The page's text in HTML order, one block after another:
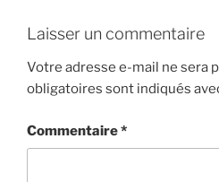
Laisser un commentaire
Votre adresse e-mail ne sera
obligatoires sont indiqués
Commentaire*